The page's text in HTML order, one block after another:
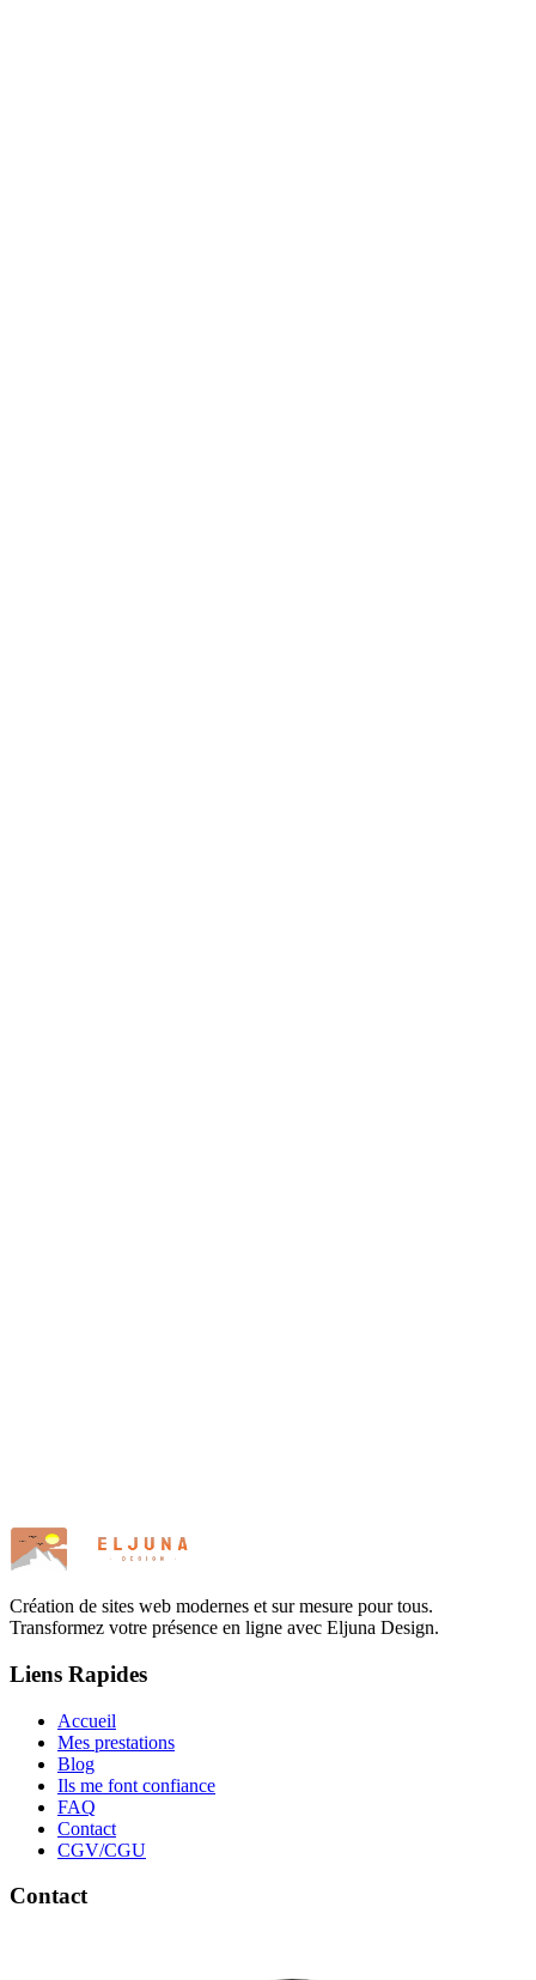
Création de sites web modernes et sur mesure pour tous.
Transformez votre présence en ligne avec Eljuna Design.
Liens Rapides
Accueil
Mes prestations
Blog
Ils me font confiance
FAQ
Contact
CGV/CGU
Contact